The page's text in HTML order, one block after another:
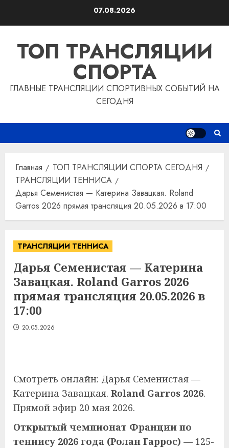
07.08.2026
ТОП ТРАНСЛЯЦИИ
СПОРТА
ГЛАВНЫЕ ТРАНСЛЯЦИИ СПОРТИВНЫХ СОБЫТИЙ НА
СЕГОДНЯ
Главная
ТОП ТРАНСЛЯЦИИ СПОРТА СЕГОДНЯ
ТРАНСЛЯЦИИ ТЕННИСА
Дарья Семенистая — Катерина Завацкая. Roland
Garros 2026 прямая трансляция 20.05.2026 в 17:00
ТРАНСЛЯЦИИ ТЕННИСА
Дарья Семенистая — Катерина
Завацкая. Roland Garros 2026
прямая трансляция 20.05.2026 в
17:00
20.05.2026
Смотреть онлайн: Дарья Семенистая —
Катерина Завацкая. Roland Garros 2026.
Прямой эфир 20 мая 2026.
Открытый чемпионат Франции по
теннису 2026 года (Ролан Гаррос) — 125-